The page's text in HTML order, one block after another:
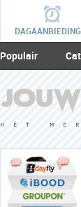
Populair